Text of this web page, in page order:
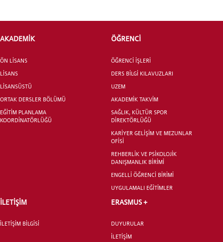
LİSANSÜSTÜ EĞİTİM ENSTİTÜSÜ
AKADEMİK
ÖN LİSANS
LİSANS
LİSANSÜSTÜ
ORTAK DERSLER BÖLÜMÜ
EĞİTİM PLANLAMA
KOORDİNATÖRLÜĞÜ
ÖĞRENCİ
ÖĞRENCİ İŞLERİ
DERS BİLGİ KILAVUZLARI
UZEM
AKADEMİK TAKVİM
SAĞLIK, KÜLTÜR SPOR
DİREKTÖRLÜĞÜ
KARİYER GELİŞİM VE MEZUNLAR
OFİSİ
REHBERLİK VE PSİKOLOJİK
DANIŞMANLIK BİRİMİ
ENGELLİ ÖĞRENCİ BİRİMİ
UYGULAMALI EĞİTİMLER
İLETİŞİM
İLETİŞİM BİLGİSİ
ERASMUS +
DUYURULAR
İLETİŞİM